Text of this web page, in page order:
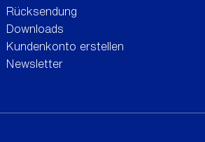
Rücksendung
Downloads
Kundenkonto erstellen
Newsletter